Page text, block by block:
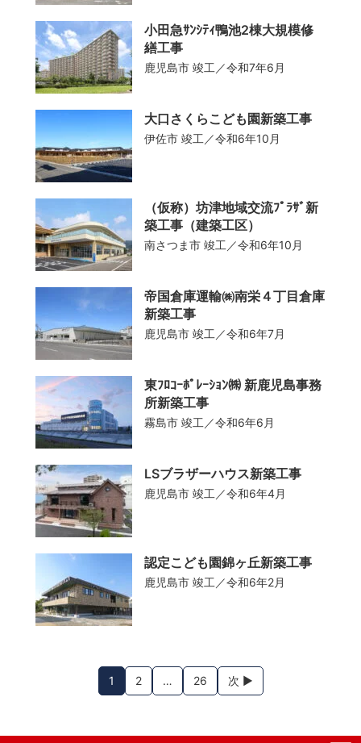
学校
店舗
工場・倉庫・流通センター
JV工事
その他
小田急ｻﾝｼﾃｨ鴨池2棟大規模修
繕工事
鹿児島市 竣工／令和7年6月
大口さくらこども園新築工事
伊佐市 竣工／令和6年10月
（仮称）坊津地域交流ﾌﾟﾗｻﾞ新
築工事（建築工区）
南さつま市 竣工／令和6年10月
帝国倉庫運輸㈱南栄４丁目倉庫
新築工事
鹿児島市 竣工／令和6年7月
東ﾌﾛｺｰﾎﾟﾚｰｼｮﾝ㈱ 新鹿児島事務
所新築工事
霧島市 竣工／令和6年6月
LSブラザーハウス新築工事
鹿児島市 竣工／令和6年4月
認定こども園錦ヶ丘新築工事
鹿児島市 竣工／令和6年2月
1 2 … 26 次 ▶︎